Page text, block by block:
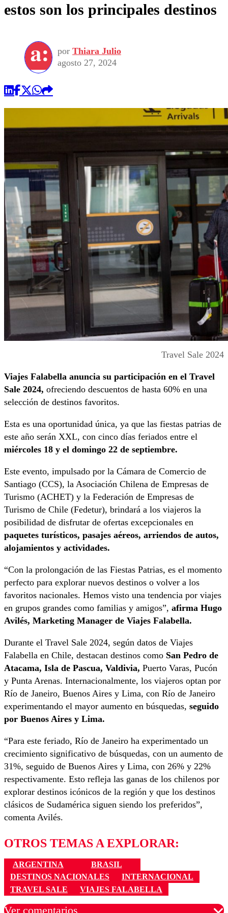
estos son los principales destinos
por Thiara Julio
agosto 27, 2024
Travel Sale 2024
Viajes Falabella anuncia su participación en el Travel
Sale 2024, ofreciendo descuentos de hasta 60% en una
selección de destinos favoritos.
Esta es una oportunidad única, ya que las fiestas patrias de
este año serán XXL, con cinco días feriados entre el
miércoles 18 y el domingo 22 de septiembre.
Este evento, impulsado por la Cámara de Comercio de
Santiago (CCS), la Asociación Chilena de Empresas de
Turismo (ACHET) y la Federación de Empresas de
Turismo de Chile (Fedetur), brindará a los viajeros la
posibilidad de disfrutar de ofertas excepcionales en
paquetes turísticos, pasajes aéreos, arriendos de autos,
alojamientos y actividades.
“Con la prolongación de las Fiestas Patrias, es el momento
perfecto para explorar nuevos destinos o volver a los
favoritos nacionales. Hemos visto una tendencia por viajes
en grupos grandes como familias y amigos”, afirma Hugo
Avilés, Marketing Manager de Viajes Falabella.
Durante el Travel Sale 2024, según datos de Viajes
Falabella en Chile, destacan destinos como San Pedro de
Atacama, Isla de Pascua, Valdivia, Puerto Varas, Pucón
y Punta Arenas. Internacionalmente, los viajeros optan por
Río de Janeiro, Buenos Aires y Lima, con Río de Janeiro
experimentando el mayor aumento en búsquedas, seguido
por Buenos Aires y Lima.
“Para este feriado, Río de Janeiro ha experimentado un
crecimiento significativo de búsquedas, con un aumento de
31%, seguido de Buenos Aires y Lima, con 26% y 22%
respectivamente. Esto refleja las ganas de los chilenos por
explorar destinos icónicos de la región y que los destinos
clásicos de Sudamérica siguen siendo los preferidos”,
comenta Avilés.
OTROS TEMAS A EXPLORAR:
ARGENTINA
BRASIL
DESTINOS NACIONALES
INTERNACIONAL
TRAVEL SALE
VIAJES FALABELLA
Ver comentarios